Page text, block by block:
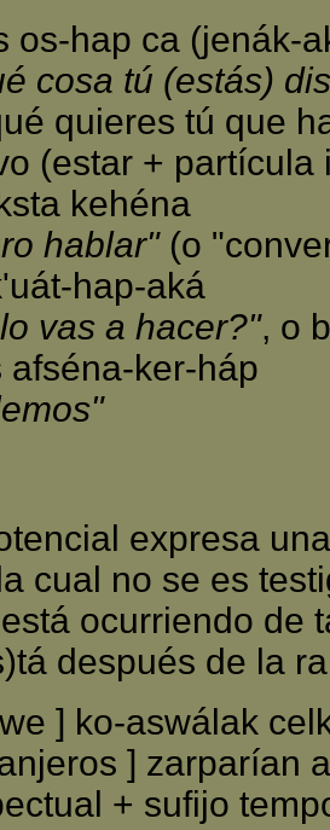
os-hap ca (jenák-
cosa tú (estás)
quieres tú que
(estar + partícula
kehéna
hablar"(o
hap-aká
vas a hacer?", o
afséna-ker-háp
expresa
cual no se es
ocurriendo de
después de la
] ko-aswálak
] zarparían
+ sufijo